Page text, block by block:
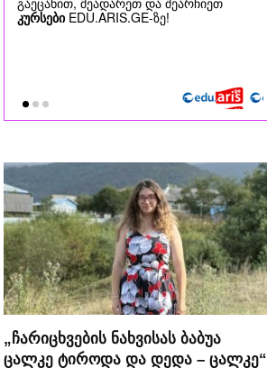
„ჩარიცხვების ნახვისას ბაბუა
ცალკე ტიროდა და დედა – ცალკე“